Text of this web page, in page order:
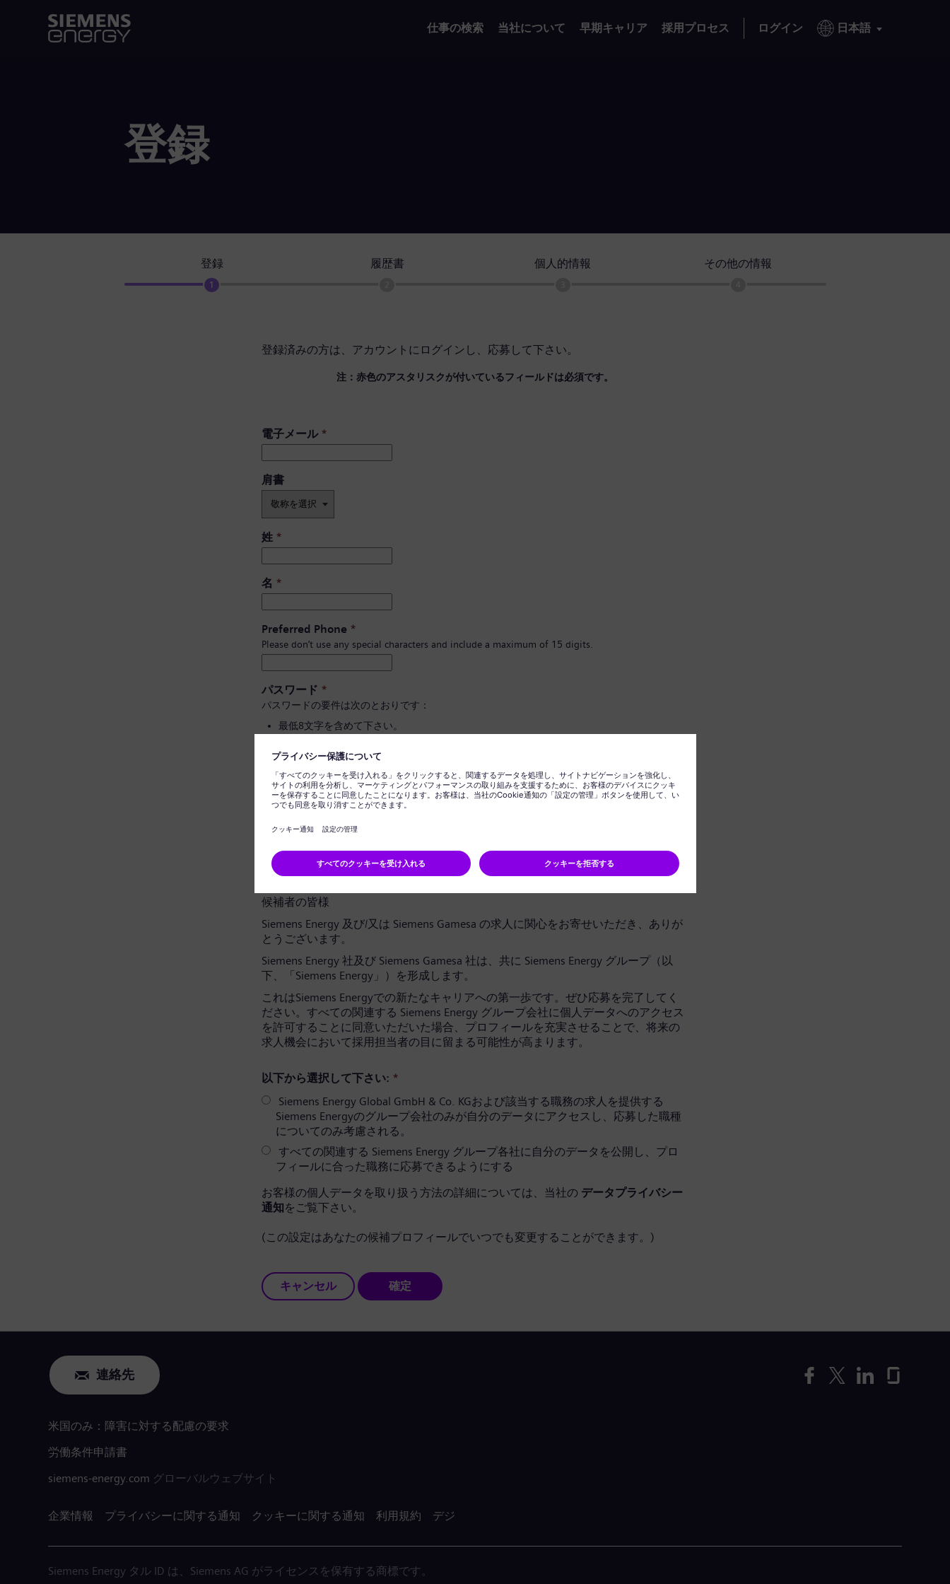
仕事の検索 当社について 早期キャリア 採用プロセス ログイン 日本語
登録
登録
1
履歴書 個人的情報 その他の情報
登録済みの方は、 アカウントにログイン し、応募して下さい。
注：赤色のアスタリスクが付いているフィールドは必須です。
電子メール*
肩書 ​
姓 *
名 *
Preferred Phone *
Please don’t use any special characters and include a maximum of 15 digits.
パスワード *
パスワードの要件は次のとおりです：
最低8文字を含めて下さい。
個人情報を含めないで下さい。
一般的に使用される言葉を含めないで下さい。
パスワードの確定*
データプライバシー通知
候補者の皆様
Siemens Energy 及び/又は Siemens Gamesa の求人に関心をお寄せいただき、ありが
とうございます。
Siemens Energy 社及び Siemens Gamesa 社は、共に Siemens Energy グループ（以
下、「Siemens Energy」）を形成します。
これはSiemens Energyでの新たなキャリアへの第一歩です。ぜひ応募を完了してく
ださい。すべての関連する Siemens Energy グループ会社に個人データへのアクセス
を許可することに同意いただいた場合、プロフィールを充実させることで、将来の
求人機会において採用担当者の目に留まる可能性が高まります。
以下から選択して下さい: *
Siemens Energy Global GmbH & Co. KGおよび該当する職務の求人を提供する
Siemens Energyのグループ会社のみが自分のデータにアクセスし、応募した職種
についてのみ考慮される。
すべての関連する Siemens Energy グループ各社に自分のデータを公開し、プロ
フィールに合った職務に応募できるようにする
お客様の個人データを取り扱う方法の詳細については、当社の データプライバシー
通知をご覧下さい。
(この設定はあなたの候補プロフィールでいつでも変更することができます。)
キャンセル 確定
連絡先
米国のみ：障害に対する配慮の要求
労働条件申請書
siemens-energy.com グローバルウェブサイト
企業情報 プライバシーに関する通知 クッキーに関する通知 利用規約 デジ
Siemens Energy タル ID は、Siemens AG がライセンスを保有する商標です。